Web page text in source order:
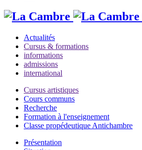
Actualités
Cursus & formations
informations
admissions
international
Cursus artistiques
Cours communs
Recherche
Formation à l'enseignement
Classe propédeutique Antichambre
Présentation